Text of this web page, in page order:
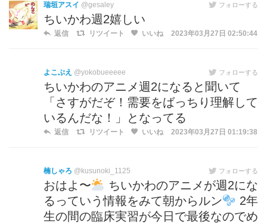
瑞垣アスイ @gesaley フォローする
ちいかわ週2嬉しい
返信 リツイート いいね 2023年03月27日 02:50:44
よこぶえ @yokobueeeee フォローする
ちいかわのアニメ週2になると聞いて
「さすがだぞ！需要をばっちり理解して
いるんだな！」となってる
返信 リツイート いいね 2023年03月27日 01:19:38
楠しゃろ @kusunoki_1125 フォローする
おはよ〜
ちいかわのアニメが週2にな
るっていう情報をみて朝からルン
2年
生の間の臨床実習が今日で最後なのでめ